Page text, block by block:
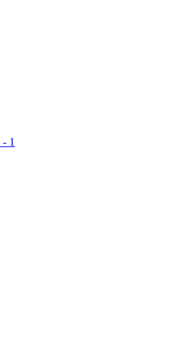
- 1